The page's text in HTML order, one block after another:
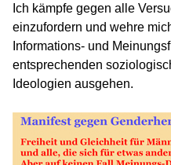
Ich kämpfe gegen alle
einzufordern und wehre
Informations- und
entsprechenden
Ideologien ausgehen.